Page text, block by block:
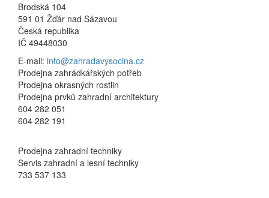
Brodská 104
591 01 Žďár nad Sázavou
Česká republika
IČ 49448030
E-mail: info@zahradavysocina.cz
Prodejna zahrádkářských potřeb
Prodejna okrasných rostlin
Prodejna prvků zahradní architektury
604 282 051
604 282 191
Prodejna zahradní techniky
Servis zahradní a lesní techniky
733 537 133